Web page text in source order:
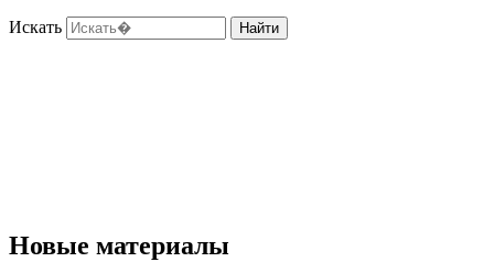
Искать Найти
Новые материалы